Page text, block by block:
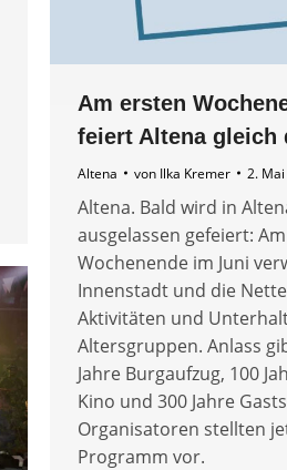
Am ersten
feiert Altena gleich
Altena von Ilka Kremer 2.
Altena. Bald wird in
ausgelassen gefeiert:
Wochenende im Juni
Innenstadt und die
Aktivitäten und
Altersgruppen. Anlass
Jahre Burgaufzug, 100
Kino und 300 Jahre
Organisatoren stellten
Programm vor.